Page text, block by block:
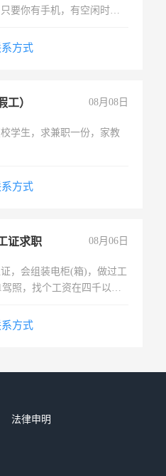
要你有手机，有空闲时
，每天挣零花钱没问题！
方式
工） 08月08日
学生，求兼职一份，家教
方式
证求职 08月06日
，会组装电柜(箱)，做过工
驾照，找个工资在四千以
方式
法律申明